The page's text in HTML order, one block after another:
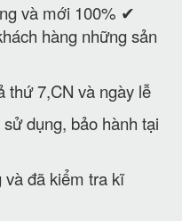
và mới 100% ✔
hàng những sản
thứ 7,CN và ngày lễ
dụng, bảo hành tại
đã kiểm tra kĩ